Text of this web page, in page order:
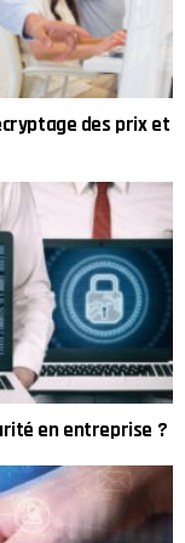
des prix et
en entreprise ?